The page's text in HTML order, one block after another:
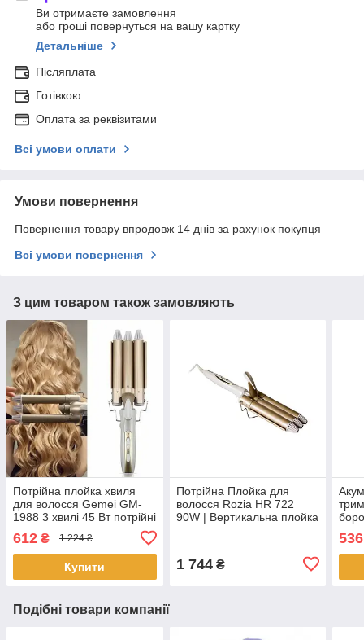
Ви отримаєте замовлення
або гроші повернуться на вашу картку
Детальніше
Післяплата
Готівкою
Оплата за реквізитами
Всі умови оплати
Умови повернення
Повернення товару впродовж 14 днів за рахунок покупця
Всі умови повернення
З цим товаром також замовляють
Потрійна плойка хвиля
для волосся Gemei GM-
1988 3 хвилі 45 Вт потрійні
великі локони кераміка з
терморегулятором
612 ₴ 1 224 ₴
Купити
Потрійна Плойка для
волосся Rozia HR 722
90W | Вертикальна плойка
1 744₴
536
Подібні товари компанії